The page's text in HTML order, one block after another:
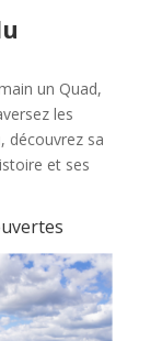
un Quad,
les
découvrez sa
et ses